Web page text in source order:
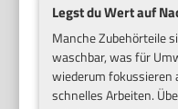
Legst du Wert auf
Manche Zubehörteile
waschbar, was für
wiederum fokussieren
schnelles Arbeiten.